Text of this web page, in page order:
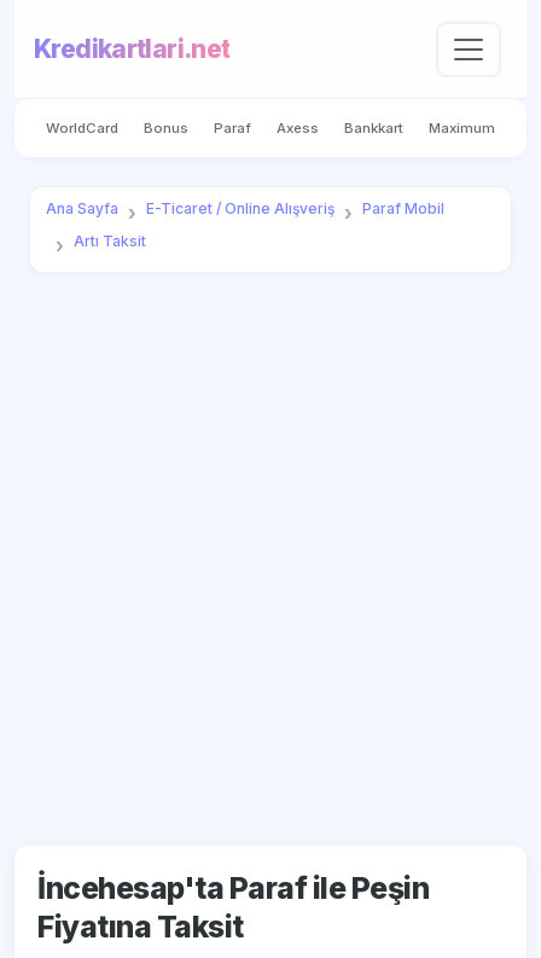
Kredikartlari.net
WorldCard Bonus Paraf Axess Bankkart Maximum
Ana Sayfa E-Ticaret / Online Alışveriş
Paraf Mobil
Artı Taksit
İncehesap'ta Paraf ile Peşin
Fiyatına Taksit